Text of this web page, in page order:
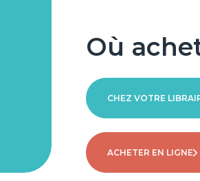
Où
CHEZ VOTRE
ACHETER EN LIGNE